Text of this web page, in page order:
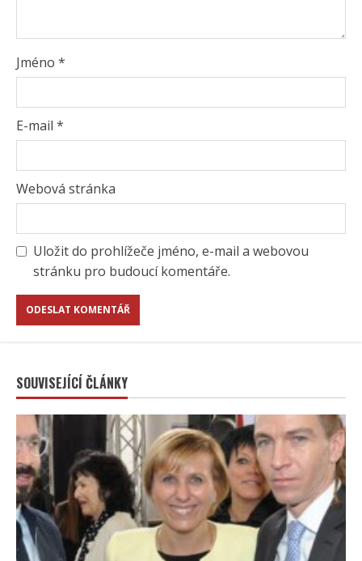
Jméno *
E-mail *
Webová stránka
Uložit do prohlížeče jméno, e-mail a webovou
stránku pro budoucí komentáře.
SOUVISEJÍCÍ ČLÁNKY